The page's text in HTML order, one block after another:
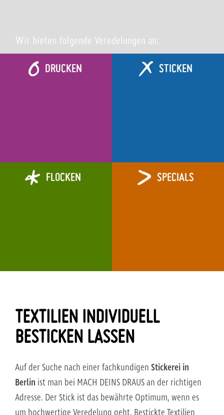
Wir bieten folgende Veredelungen an:
DRUCKEN STICKEN
FLOCKEN SPECIALS
TEXTILIEN INDIVIDUELL
BESTICKEN LASSEN
Auf der Suche nach einer fachkundigen Stickerei in
Berlin ist man bei MACH DEINS DRAUS an der richtigen
Adresse. Der Stick ist das bewährte Optimum, wenn es